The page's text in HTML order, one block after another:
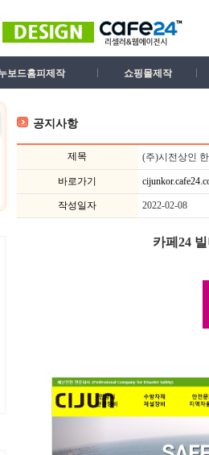
보드홈피제작 쇼핑몰제작
공지사항
제목 (주)시전상인
바로가기
작성일자 2022-02-08
카페24